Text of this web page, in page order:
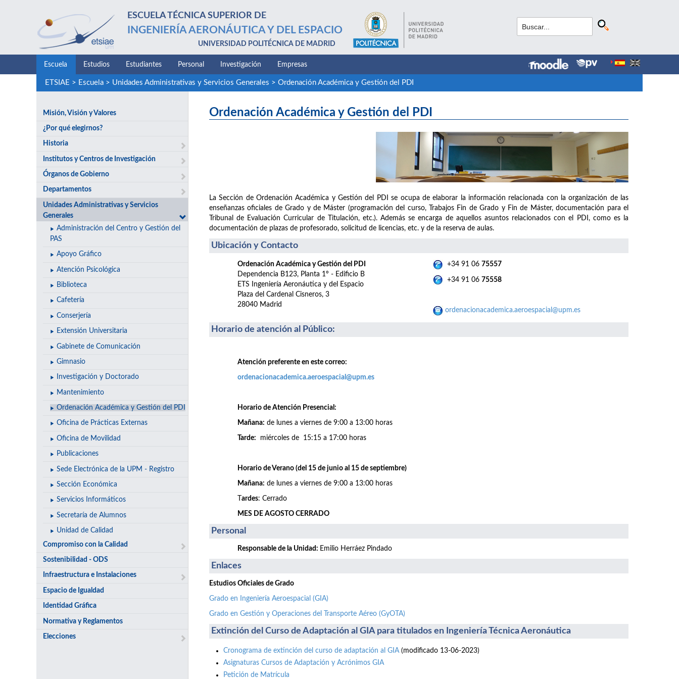
ESCUELA TÉCNICA SUPERIOR DE
INGENIERÍA AERONÁUTICA Y DEL ESPACIO
UNIVERSIDAD POLITÉCNICA DE MADRID
Escuela Estudios Estudiantes Personal Investigación Empresas
ETSIAE > Escuela> Unidades Administrativas y Servicios Generales > Ordenación Académica y Gestión del PDI
Misión, Visión y Valores
¿Por qué elegirnos?
Historia
Institutos y Centros de Investigación
Órganos de Gobierno
Departamentos
Unidades Administrativas y Servicios
Generales
Administración del Centro y Gestión del
PAS
Apoyo Gráfico
Atención Psicológica
Biblioteca
Cafetería
Conserjería
Extensión Universitaria
Gabinete de Comunicación
Gimnasio
Investigación y Doctorado
Mantenimiento
Ordenación Académica y Gestión del PDI
Oficina de Prácticas Externas
Oficina de Movilidad
Publicaciones
Sede Electrónica de la UPM - Registro
Sección Económica
Servicios Informáticos
Secretaría de Alumnos
Unidad de Calidad
Compromiso con la Calidad
Sostenibilidad - ODS
Infraestructura e Instalaciones
Espacio de Igualdad
Identidad Gráfica
Normativa y Reglamentos
Elecciones
Ordenación Académica y Gestión del PDI
La Sección de Ordenación Académica y Gestión del PDI se ocupa de elaborar la información relacionada con la organización de las
enseñanzas oficiales de Grado y de Máster (programación del curso, Trabajos Fin de Grado y Fin de Máster, documentación para el
Tribunal de Evaluación Curricular de Titulación, etc.). Además se encarga de aquellos asuntos relacionados con el PDI, como es la
documentación de plazas de profesorado, solicitud de licencias, etc. y de la reserva de aulas.
Ubicación y Contacto
Ordenación Académica y Gestión del PDI
Dependencia B123, Planta 1º - Edificio B
ETS Ingeniería Aeronáutica y del Espacio
Plaza del Cardenal Cisneros, 3
28040 Madrid
+34 91 06 75557
+34 91 06 75558
ordenacionacademica.aeroespacial@upm.es
Horario de atención al Público:
Atención preferente en este correo:
ordenacionacademica.aeroespacial@upm.es
Horario de Atención Presencial:
Mañana: de lunes a viernes de 9:00 a 13:00 horas
Tarde: miércoles de 15:15 a 17:00 horas
Horario de Verano (del 15 de junio al 15 de septiembre)
Mañana: de lunes a viernes de 9:00 a 13:00 horas
ardes: Cerrado
MES DE AGOSTO CERRADO
Personal
Responsable de la Unidad: Emilio Herráez Pindado
Enlaces
Estudios Oficiales de Grado
Grado en Ingeniería Aeroespacial (GIA)
Grado en Gestión y Operaciones del Transporte Aéreo (GyOTA)
Extinción del Curso de Adaptación al GIA para titulados en Ingeniería Técnica Aeronáutica
Cronograma de extinción del curso de adaptación al GIA (modificado 13-06-2023)
Asignaturas Cursos de Adaptación y Acrónimos GIA
Petición de Matrícula